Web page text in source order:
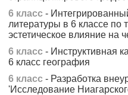
6 класс -
литературы в 6 классе по
эстетическое влияние на
6 класс - Инструктивная
6 класс география
6 класс - Разработка
'Исследование